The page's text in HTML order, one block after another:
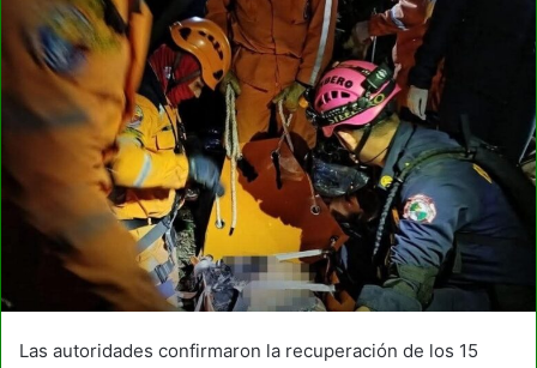
Las autoridades confirmaron la recuperación de los 15